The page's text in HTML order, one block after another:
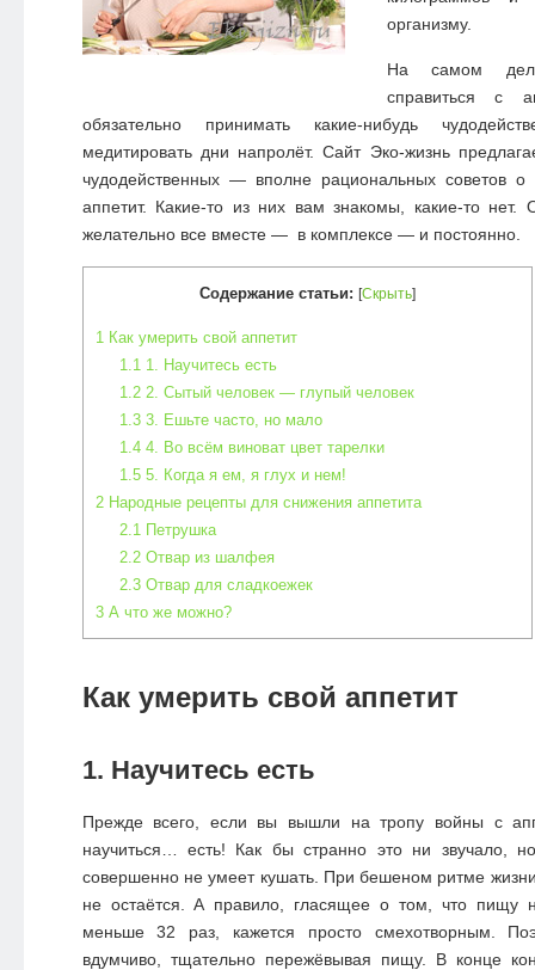
организму.
На самом
справиться с
обязательно принимать какие-нибудь
медитировать дни напролёт. Сайт Эко-жизнь
чудодейственных — вполне рациональных советов о
аппетит. Какие-то из них вам знакомы, какие-то нет.
желательно все вместе — в комплексе — и постоянно.
Содержание статьи: [Скрыть]
1 Как умерить свой аппетит
1.1 1. Научитесь есть
1.22. Сытый человек — глупый человек
1.33. Ешьте часто, но мало
1.44. Во всём виноват цвет тарелки
1.55. Когда я ем, я глух и нем!
2Народные рецепты для снижения аппетита
2.1 Петрушка
2.2Отвар из шалфея
2.3Отвар для сладкоежек
3А что же можно?
Как умерить свой аппетит
1. Научитесь есть
Прежде всего, если вы вышли на тропу войны с
научиться… есть! Как бы странно это ни звучало,
совершенно не умеет кушать. При бешеном ритме
не остаётся. А правило, гласящее о том, что пищу
меньше 32 раз, кажется просто смехотворным.
вдумчиво, тщательно пережёвывая пищу. В конце